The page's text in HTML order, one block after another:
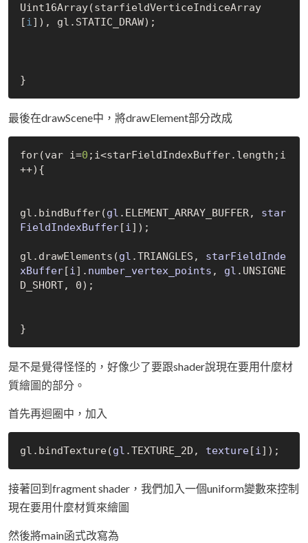
Uint16Array(starfieldVerticeIndiceArray
[i]), gl.STATIC_DRAW);
最後在drawScene中，將drawElement部分改成
for(var i=0 ;i<starFieldIndexBuffer.length;i
++){
gl.bindBuffer(gl .ELEMENT_ARRAY_BUFFER, star
FieldIndexBuffer[i]) ;
gl.drawElements(gl .TRIANGLES, starFieldInde
xBuffer[i]. number_vertex_points , gl .UNSIGNE
D_SHORT, 0) ;
是不是覺得怪怪的，好像少了要跟shader說現在要用什麼材
質繪圖的部分。
首先再迴圈中，加入
gl.bindTexture(gl .TEXTURE_2D, texture[i])
接著回到fragment shader，我們加入一個uniform變數來控制
現在要用什麼材質來繪圖
然後將main函式改寫為